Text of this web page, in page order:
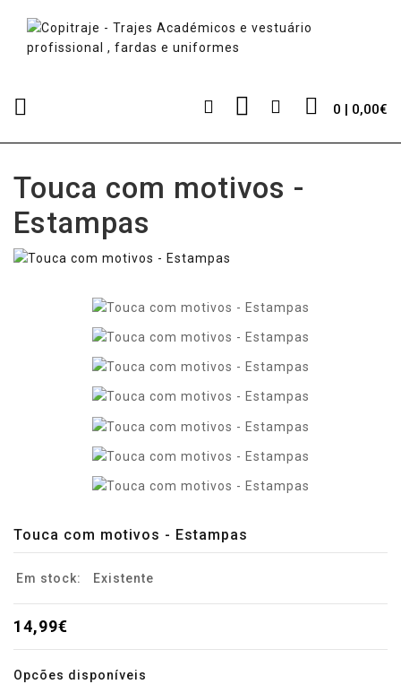
0 | 0,00€
Touca com motivos -
Estampas
Touca com motivos - Estampas
Em stock: Existente
14,99€
Opcões disponíveis